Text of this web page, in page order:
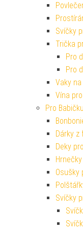
Svíčky
Trička
Pro
Pro
Vaky
Vína
Pro Babičku
Dárky z
Deky
Osušky
Svíčky